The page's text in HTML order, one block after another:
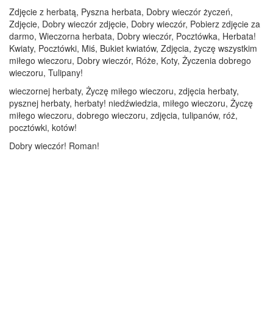
Zdjęcie z herbatą, Pyszna herbata, Dobry wieczór życzeń,
Zdjęcie, Dobry wieczór zdjęcie, Dobry wieczór, Pobierz zdjęcie za
darmo, Wieczorna herbata, Dobry wieczór, Pocztówka, Herbata!
Kwiaty, Pocztówki, Miś, Bukiet kwiatów, Zdjęcia, życzę wszystkim
miłego wieczoru, Dobry wieczór, Róże, Koty, Życzenia dobrego
wieczoru, Tulipany!
wieczornej herbaty, Życzę miłego wieczoru, zdjęcia herbaty,
pysznej herbaty, herbaty! niedźwiedzia, miłego wieczoru, Życzę
miłego wieczoru, dobrego wieczoru, zdjęcia, tulipanów, róż,
pocztówki, kotów!
Dobry wieczór! Roman!